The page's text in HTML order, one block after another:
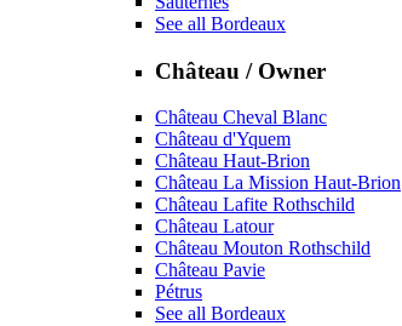
See all Bordeaux
Château / Owner
Château Cheval Blanc
Château d'Yquem
Château Haut-Brion
Château La Mission Haut-Brion
Château Lafite Rothschild
Château Latour
Château Mouton Rothschild
Château Pavie
Pétrus
See all Bordeaux